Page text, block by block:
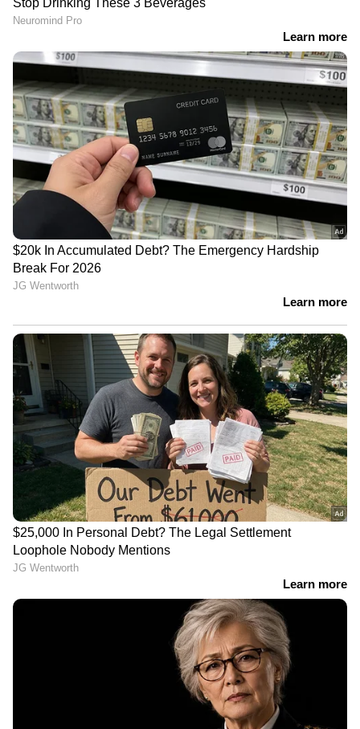
രാവിലെ പുറപ്പെടേണ്ട വിമാനം 6
അറിയിച്ചില്ല; കണ്ണൂർ
വിമാനത്താവളത്തിൽ പ്രതിഷേധം